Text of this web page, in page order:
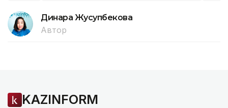
Динара Жусупбекова
Автор
KAZINFORM